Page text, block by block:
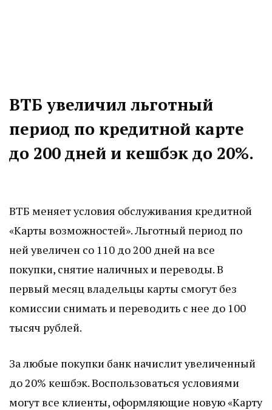
ВТБ увеличил льготный
период по кредитной карте
до 200 дней и кешбэк до 20%.
ВТБ меняет условия обслуживания кредитной
«Карты возможностей». Льготный период по
ней увеличен со 110 до 200 дней на все
покупки, снятие наличных и переводы. В
первый месяц владельцы карты смогут без
комиссии снимать и переводить с нее до 100
тысяч рублей.
За любые покупки банк начислит увеличенный
до 20% кешбэк. Воспользоваться условиями
могут все клиенты, оформляющие новую «Карту